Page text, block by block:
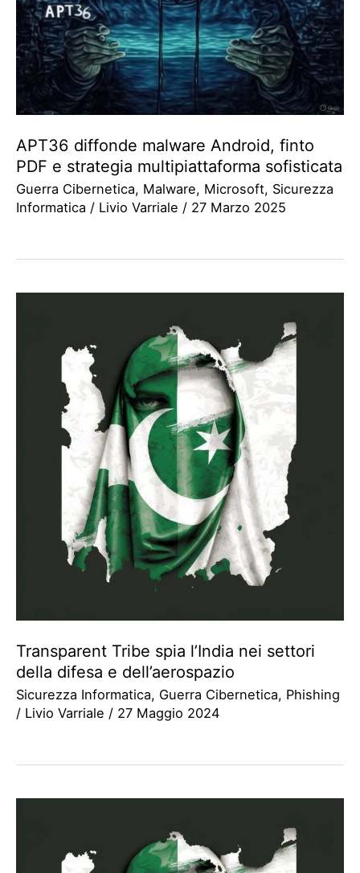
APT36 diffonde malware Android, finto
PDF e strategia multipiattaforma sofisticata
Guerra Cibernetica, Malware, Microsoft, Sicurezza
Informatica / Livio Varriale / 27 Marzo 2025
Transparent Tribe spia l’India nei settori
della difesa e dell’aerospazio
Sicurezza Informatica, Guerra Cibernetica, Phishing
/ Livio Varriale / 27 Maggio 2024